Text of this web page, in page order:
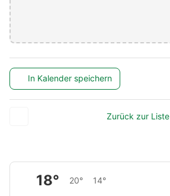
In Kalender speichern
Zurück zur Liste
18° 20° 14°